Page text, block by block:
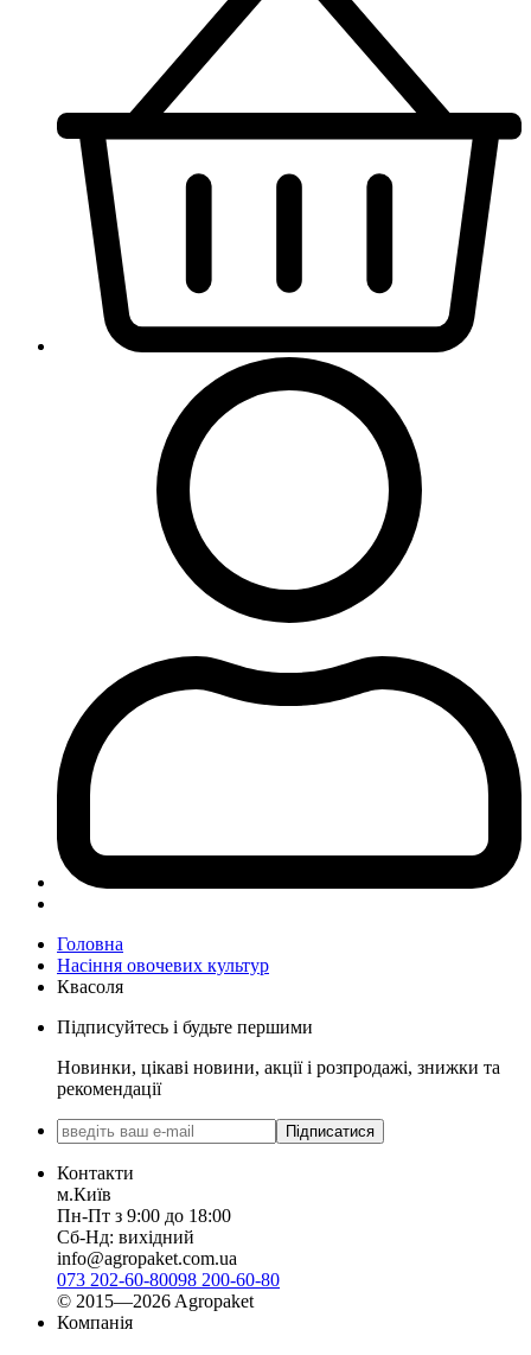
Головна
Насіння овочевих культур
Квасоля
Підписуйтесь і будьте першими
Новинки, цікаві новини, акції і розпродажі, знижки та
рекомендації
Підписатися
Контакти
м.Київ
Пн-Пт з 9:00 до 18:00
Сб-Нд: вихідний
info@agropaket.com.ua
073 202-60-80098 200-60-80
© 2015—2026 Agropaket
Компанія